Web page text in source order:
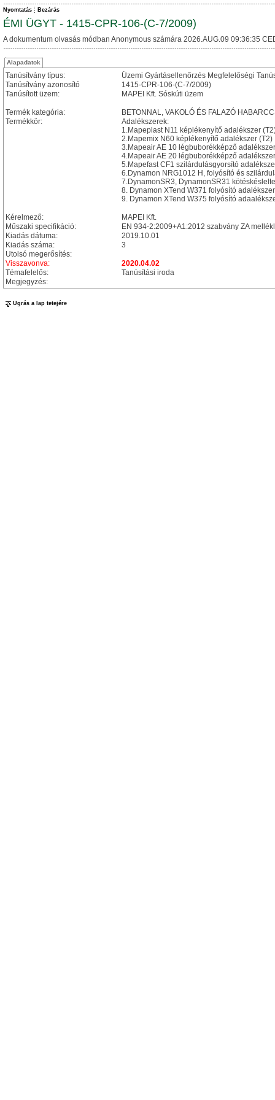
Nyomtatás Bezárás
ÉMI ÜGYT - 1415-CPR-106-(C-7/2009)
A dokumentum olvasás módban Anonymous számára 2026.AUG.09 09:36:35
Alapadatok
Tanúsítvány típus:
Üzemi Gyártásellenőrzés Megfelelőségi
Tanúsítvány azonosító
1415-CPR-106-(C-7/2009)
Tanúsított üzem:
MAPEI Kft. Sóskúti üzem
Termék kategória:
BETONNAL, VAKOLÓ ÉS FALAZÓ
Termékkör:
Adalékszerek:
1.Mapeplast N11 képlékenyítő adalékszer
2.Mapemix N60 képlékenyítő adalékszer (T2)
3.Mapeair AE 10 légbuborékképző
4.Mapeair AE 20 légbuborékképző
5.Mapefast CF1 szilárdulásgyorsító
6.Dynamon NRG1012 H, folyósító és
7.DynamonSR3, DynamonSR31
8. Dynamon XTend W371 folyósító
9. Dynamon XTend W375 folyósító
Kérelmező:
MAPEI Kft.
Műszaki specifikáció:
EN 934-2:2009+A1:2012 szabvány ZA
Kiadás dátuma:
2019.10.01
Kiadás száma:
3
Utolsó megerősítés:
Visszavonva:
2020.04.02
Témafelelős:
Tanúsítási iroda
Megjegyzés:
Ugrás a lap tetejére